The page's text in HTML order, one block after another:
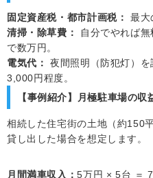
固定資産税・都市計画税：
最大
清掃・除草費：
自分でやれば
で数万円。
電気代：
夜間照明（防犯灯）
3,000円程度。
【事例紹介】月極駐車場の収
相続した住宅街の土地（約150
貸し出した場合を想定します。
月間満車収入：5万円 × 5台 ＝